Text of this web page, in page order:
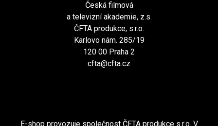
Česká filmová
a televizní akademie, z.s.
ČFTA produkce, s.r.o.
Karlovo nám. 285/19
120 00 Praha 2
cfta@cfta.cz
E-shop provozuje společnost ČFTA produkce s.r.o. V